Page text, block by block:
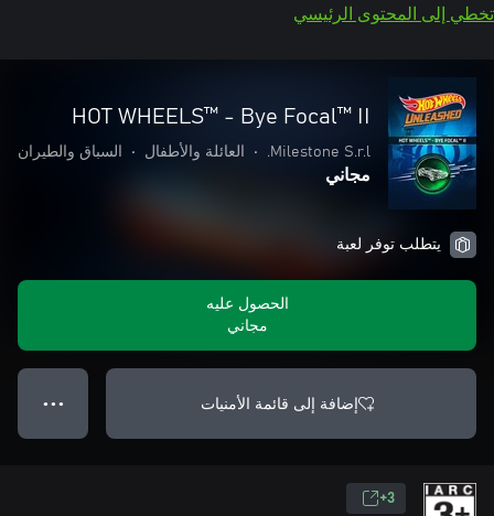
تخطي إلى المحتوى الرئيسي
HOT WHEELS™ - Bye Focal™ II
Milestone S.r.l.
• العائلة والأطفال • السباق والطيران
مجاني
يتطلب توفر لعبة
الحصول عليه
مجاني
إضافة إلى قائمة الأمنيات ● ● ●
3+